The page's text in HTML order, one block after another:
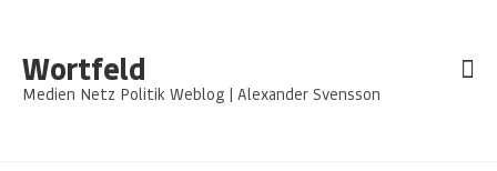
Wortfeld
Medien Netz Politik Weblog | Alexander Svensson